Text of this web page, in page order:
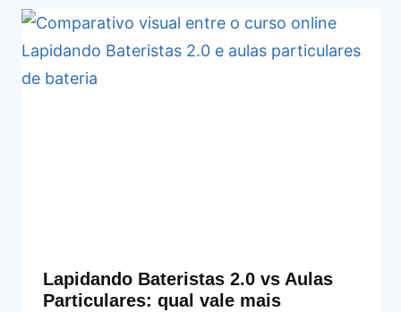
Lapidando Bateristas 2.0 vs Aulas
Particulares: qual vale mais